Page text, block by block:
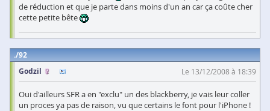
de réduction et que je parte dans moins d'un an car ça coûte cher
cette petite bête
92
Godzil
Le 13/12/2008 à 18:39
Oui d'ailleurs SFR a en "exclu" un des blackberry, je vais leur coller
un proces ya pas de raison, vu que certains le font pour l'iPhone !